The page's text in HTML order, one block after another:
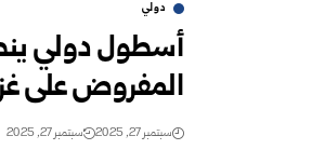
دولي
أسطول دولي
المفروض على
سبتمبر 27, 2025 سبتمبر 27, 2025